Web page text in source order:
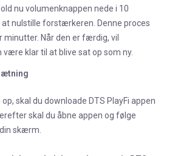
nu volumenknappen nede i 10
nulstille forstærkeren. Denne proces
minutter. Når den er færdig, vil
klar til at blive sat op som ny.
skal du downloade DTS PlayFi appen
skal du åbne appen og følge
skærm.